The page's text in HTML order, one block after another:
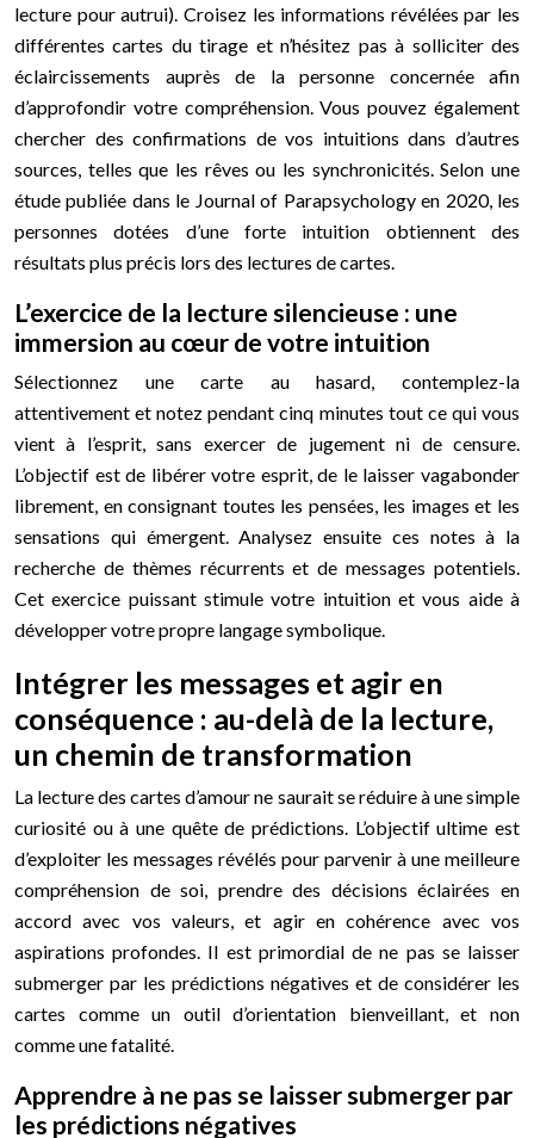
lecture pour autrui). Croisez les informations révélées par les
différentes cartes du tirage et n’hésitez pas à solliciter des
éclaircissements auprès de la personne concernée afin
d’approfondir votre compréhension. Vous pouvez également
chercher des confirmations de vos intuitions dans d’autres
sources, telles que les rêves ou les synchronicités. Selon une
étude publiée dans le Journal of Parapsychology en 2020, les
personnes dotées d’une forte intuition obtiennent des
résultats plus précis lors des lectures de cartes.
L’exercice de la lecture silencieuse : une
immersion au cœur de votre intuition
Sélectionnez une carte au hasard, contemplez-la
attentivement et notez pendant cinq minutes tout ce qui vous
vient à l’esprit, sans exercer de jugement ni de censure.
L’objectif est de libérer votre esprit, de le laisser vagabonder
librement, en consignant toutes les pensées, les images et les
sensations qui émergent. Analysez ensuite ces notes à la
recherche de thèmes récurrents et de messages potentiels.
Cet exercice puissant stimule votre intuition et vous aide à
développer votre propre langage symbolique.
Intégrer les messages et agir en
conséquence : au-delà de la lecture,
un chemin de transformation
La lecture des cartes d’amour ne saurait se réduire à une simple
curiosité ou à une quête de prédictions. L’objectif ultime est
d’exploiter les messages révélés pour parvenir à une meilleure
compréhension de soi, prendre des décisions éclairées en
accord avec vos valeurs, et agir en cohérence avec vos
aspirations profondes. Il est primordial de ne pas se laisser
submerger par les prédictions négatives et de considérer les
cartes comme un outil d’orientation bienveillant, et non
comme une fatalité.
Apprendre à ne pas se laisser submerger par
les prédictions négatives